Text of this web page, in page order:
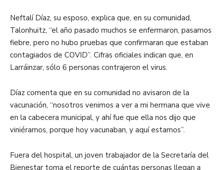
Neftalí Díaz, su esposo, explica que, en su comunidad,
Talonhuitz, “el año pasado muchos se enfermaron, pasamos
fiebre, pero no hubo pruebas que confirmaran que estaban
contagiados de COVID”. Cifras oficiales indican que, en
Larráinzar, sólo 6 personas contrajeron el virus.
Díaz comenta que en su comunidad no avisaron de la
vacunación, “nosotros venimos a ver a mi hermana que vive
en la cabecera municipal, y ahí fue que ella nos dijo que
viniéramos, porque hoy vacunaban, y aquí estamos”.
Fuera del hospital, un joven trabajador de la Secretaría del
Bienestar toma el reporte de cuántas personas llegan a